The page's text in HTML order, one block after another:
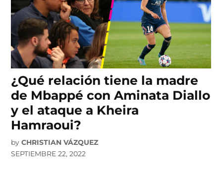
¿Qué relación tiene la madre
de Mbappé con Aminata Diallo
y el ataque a Kheira
Hamraoui?
by CHRISTIAN VÁZQUEZ
SEPTIEMBRE 22, 2022